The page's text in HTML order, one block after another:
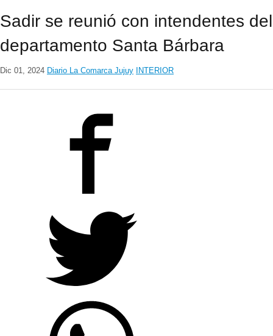
Sadir se reunió con intendentes del
departamento Santa Bárbara
Dic 01, 2024 Diario La Comarca Jujuy INTERIOR